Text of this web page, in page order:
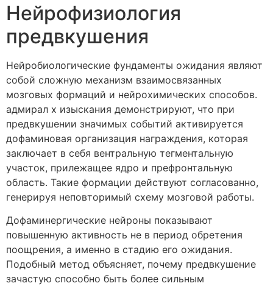
Нейрофизиология
предвкушения
Нейробиологические фундаменты ожидания являют
собой сложную механизм взаимосвязанных
мозговых формаций и нейрохимических способов.
адмирал х изыскания демонстрируют, что при
предвкушении значимых событий активируется
дофаминовая организация награждения, которая
заключает в себя вентральную тегментальную
участок, прилежащее ядро и префронтальную
область. Такие формации действуют согласованно,
генерируя неповторимый схему мозговой работы.
Дофаминергические нейроны показывают
повышенную активность не в период обретения
поощрения, а именно в стадию его ожидания.
Подобный метод объясняет, почему предвкушение
зачастую способно быть более сильным